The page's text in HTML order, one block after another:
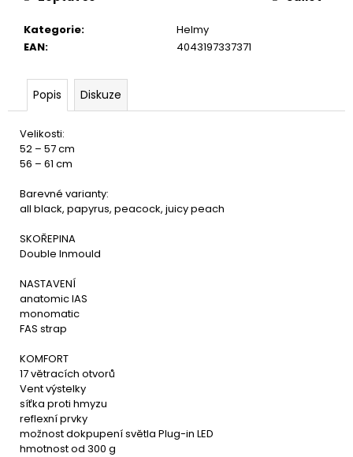
Kategorie:
Helmy
EAN: 4043197337371
Popis Diskuze
Velikosti:
52 – 57 cm
56 – 61 cm
Barevné varianty:
all black, papyrus, peacock, juicy peach
SKOŘEPINA
Double Inmould
NASTAVENÍ
anatomic IAS
monomatic
FAS strap
KOMFORT
17 větracích otvorů
Vent výstelky
síťka proti hmyzu
reflexní prvky
možnost dokpupení světla Plug-in LED
hmotnost od 300 g